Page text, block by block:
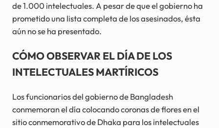
de 1.000 intelectuales. A pesar de que el gobierno ha
prometido una lista completa de los asesinados, ésta
aún no se ha presentado.
CÓMO OBSERVAR EL DÍA DE LOS
INTELECTUALES MARTÍRICOS
Los funcionarios del gobierno de Bangladesh
conmemoran el día colocando coronas de flores en el
sitio conmemorativo de Dhaka para los intelectuales